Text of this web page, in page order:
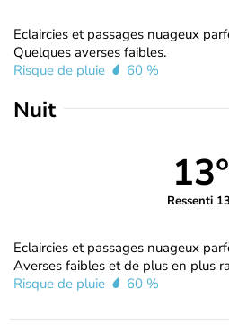
Eclaircies et passages nuageux
Quelques averses faibles.
Risque de pluie
60 %
Nuit
13°
Ressenti
Eclaircies et passages nuageux
Averses faibles et de plus en plus
Risque de pluie
60 %